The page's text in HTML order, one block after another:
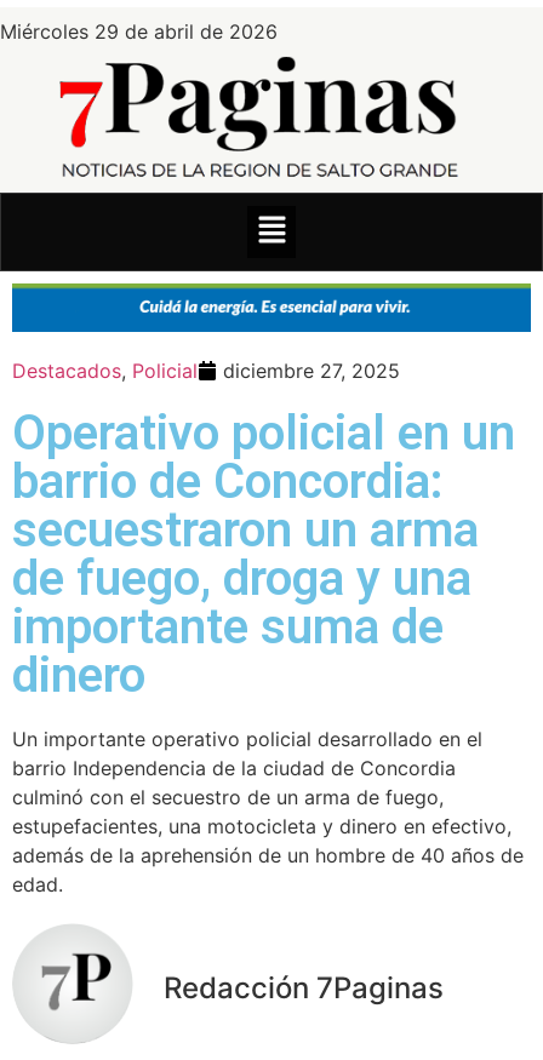
Miércoles 29 de abril de 2026
Destacados, Policial diciembre 27, 2025
Operativo policial en un
barrio de Concordia:
secuestraron un arma
de fuego, droga y una
importante suma de
dinero
Un importante operativo policial desarrollado en el
barrio Independencia de la ciudad de Concordia
culminó con el secuestro de un arma de fuego,
estupefacientes, una motocicleta y dinero en efectivo,
además de la aprehensión de un hombre de 40 años de
edad.
Redacción 7Paginas